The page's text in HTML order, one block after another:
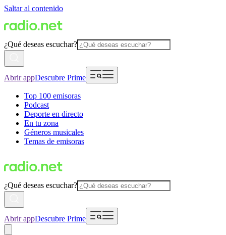
Saltar al contenido
¿Qué deseas escuchar?
Abrir appDescubre Prime
Top 100 emisoras
Podcast
Deporte en directo
En tu zona
Géneros musicales
Temas de emisoras
¿Qué deseas escuchar?
Abrir appDescubre Prime